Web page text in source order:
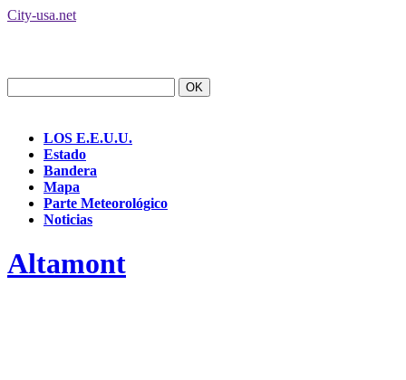
City-usa.net
LOS E.E.U.U.
Estado
Bandera
Mapa
Parte Meteorológico
Noticias
Altamont